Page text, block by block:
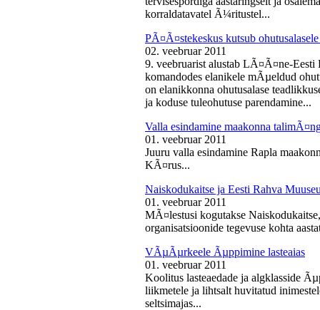
korraldatavatel Ã¼ritustel...
PÃ¤Ã¤stekeskus kutsub
02. veebruar 2011
9. veebruarist alustab LÃ¤Ã¤ne-
komandodes elanikele mÃµeldud
on elanikkonna ohutusalase
ja koduse tuleohutuse parendamine...
Valla esindamine maakonna
01. veebruar 2011
Juuru valla esindamine Rapla
KÃ¤rus...
Naiskodukaitse ja Eesti Rahva
01. veebruar 2011
MÃ¤lestusi kogutakse
organisatsioonide tegevuse kohta
VÃµÃµrkeele Ãµppimine lasteaias
01. veebruar 2011
Koolitus lasteaedade ja algklasside
liikmetele ja lihtsalt huvitatud
seltsimajas...